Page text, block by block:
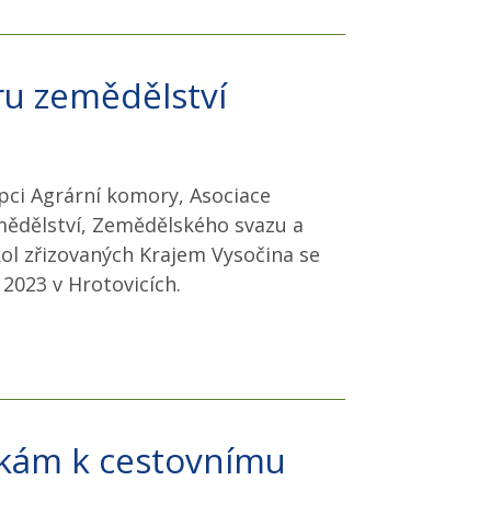
zemědělství
Agrární komory, Asociace
Zemědělského svazu a
zřizovaných Krajem Vysočina se
v Hrotovicích.
k cestovnímu